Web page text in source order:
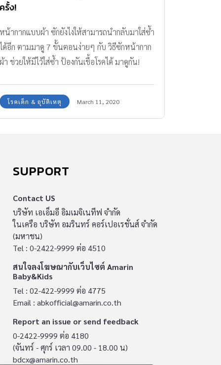
ครั้ง!
หน้ากากแบบผ้า ซักยังไงให้สามารถนำกลับมาใส่ซ้ำ
ได้อีก ตามมาดู 7 ขั้นตอนง่ายๆ กับ วิธีซักหน้ากาก
ผ้า ช่วยให้มีไว้ใส่ซ้ำ ป้องกันเชื้อโรคได้ มาดูกัน!
โรคเด็ก & อุบัติเหตุ March 11, 2020
SUPPORT
Contact US
บริษัท เอเอ็มอี อิมเมจิเนทีฟ จำกัด
ในเครือ บริษัท อมรินทร์ คอร์เปอเรชั่นส์ จำกัด
(มหาชน)
Tel : 0-2422-9999 ต่อ 4510
สนใจลงโฆษณากับเว็บไซต์ Amarin
Baby&Kids
Tel : 02-422-9999 ต่อ 4775
Email : abkofficial@amarin.co.th
Report an issue or send feedback
0-2422-9999 ต่อ 4180
(จันทร์ - ศุกร์ เวลา 09.00 - 18.00 น)
bdcx@amarin.co.th